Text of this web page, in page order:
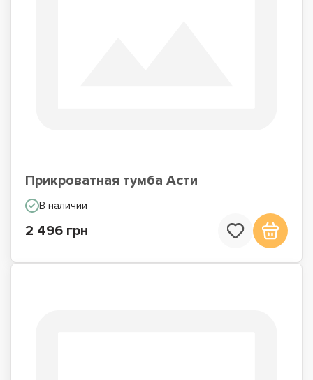
Прикроватная тумба Асти
В наличии
2 496 грн